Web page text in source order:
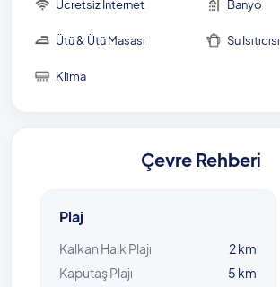
Ücretsiz İnternet Banyo
Ütü & Ütü Masası Su Isıtıcısı
Klima
Çevre Rehberi
Plaj
Kalkan Halk Plajı
2 km
Kaputaş Plajı
5 km